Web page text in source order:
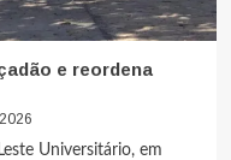
e reordena
Universitário, em